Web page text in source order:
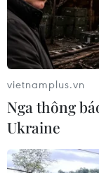
vietnamplus.vn
Nga thông
Ukraine